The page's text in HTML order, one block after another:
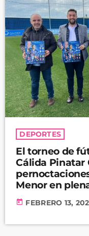
DEPORTES
El torneo de
Cálida Pinatar
Menor en
today FEBRERO 13,